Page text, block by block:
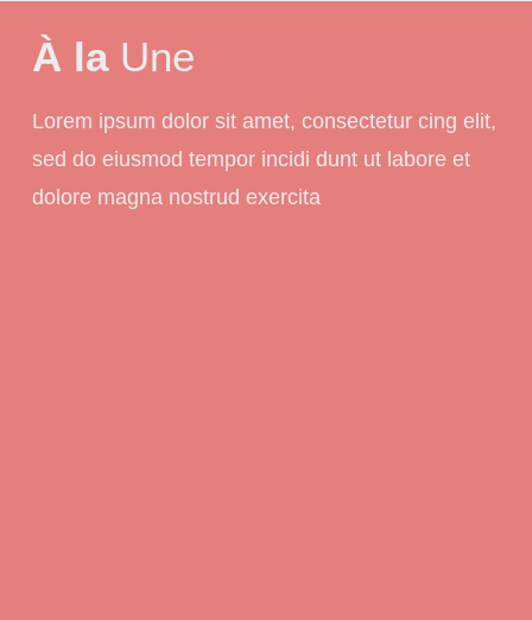
À laUne
Lorem ipsum dolor sit amet, consectetur cing elit,
sed do eiusmod tempor incidi dunt ut labore et
dolore magna nostrud exercita